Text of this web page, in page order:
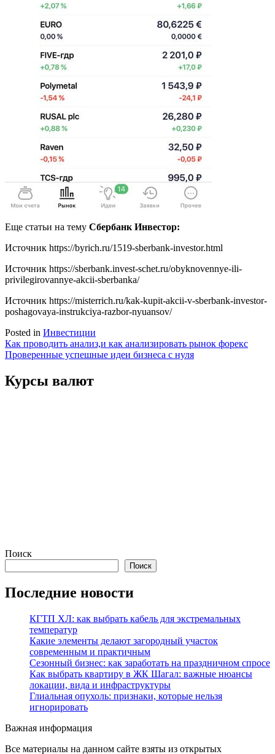
Еще статьи на тему Сбербанк Инвестор:
Источник https://byrich.ru/1519-sberbank-investor.html
Источник https://sberbank.invest-schet.ru/obyknovennye-ili-
privilegirovannye-akcii-sberbanka/
Источник https://misterrich.ru/kak-kupit-akcii-v-sberbank-investor-
poshagovaya-instrukciya-razbor-nyuansov/
Posted in Инвестиции
Навигация
по
записям
Как проводить анализ,и как анализировать рынок форекс
Проверенные успешные идеи бизнеса с нуля
Курсы валют
Поиск
Поиск
Последние новости
КГТП ХЛ: как выбрать кабель для экстремальных
температур
Какие элементы делают загородный участок
современным и практичным
Сезонный бизнес: как заработать на праздничном спросе
Как выбрать квартиру в ЖК Шагал: важные нюансы
локации, вида и инфраструктуры
Глиальная опухоль: признаки, которые нельзя
игнорировать
Важная информация
Все материалы на данном сайте взяты из открытых